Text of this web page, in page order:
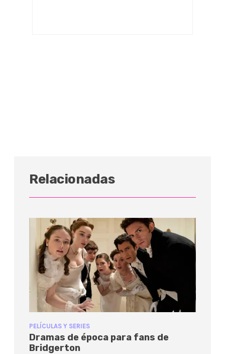
Relacionadas
PELÍCULAS Y SERIES
Dramas de época para fans de
Bridgerton